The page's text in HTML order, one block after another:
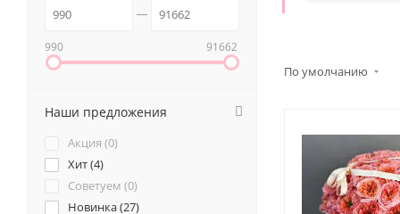
По умолчанию
990 91662
Наши предложения
Акция (0)
Хит (4)
Советуем (0)
Новинка (27)